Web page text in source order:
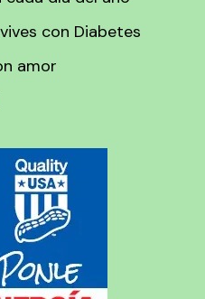
con Diabetes
amor